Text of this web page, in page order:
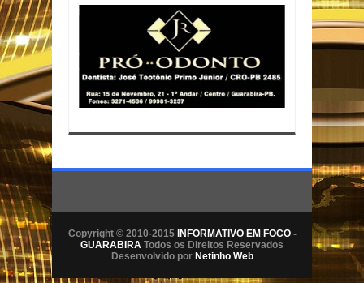
Copyright © 2010-2015 INFORMATIVO EM FOCO -
GUARABIRA Todos os Direitos Reservados
Desenvolvido por Netinho Web